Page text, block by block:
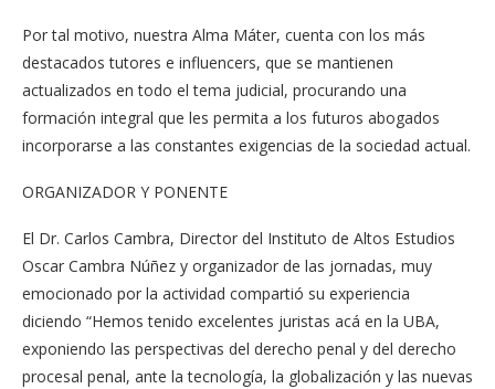
Por tal motivo, nuestra Alma Máter, cuenta con los más
destacados tutores e influencers, que se mantienen
actualizados en todo el tema judicial, procurando una
formación integral que les permita a los futuros abogados
incorporarse a las constantes exigencias de la sociedad actual.
ORGANIZADOR Y PONENTE
El Dr. Carlos Cambra, Director del Instituto de Altos Estudios
Oscar Cambra Núñez y organizador de las jornadas, muy
emocionado por la actividad compartió su experiencia
diciendo “Hemos tenido excelentes juristas acá en la UBA,
exponiendo las perspectivas del derecho penal y del derecho
procesal penal, ante la tecnología, la globalización y las nuevas